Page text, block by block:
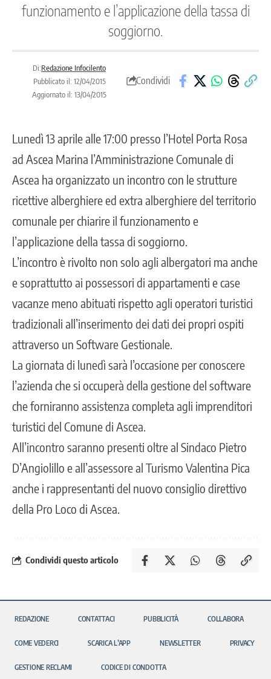
funzionamento e l’applicazione della tassa di
soggiorno.
Di:Redazione Infocilento
Pubblicato il: 12/04/2015
Aggiornato il: 13/04/2015
Condividi
Lunedì 13 aprile alle 17:00 presso l’Hotel Porta Rosa
ad Ascea Marina l’Amministrazione Comunale di
Ascea ha organizzato un incontro con le strutture
ricettive alberghiere ed extra alberghiere del territorio
comunale per chiarire il funzionamento e
l’applicazione della tassa di soggiorno.
L’incontro è rivolto non solo agli albergatori ma anche
e soprattutto ai possessori di appartamenti e case
vacanze meno abituati rispetto agli operatori turistici
tradizionali all’inserimento dei dati dei propri ospiti
attraverso un Software Gestionale.
La giornata di lunedì sarà l’occasione per conoscere
l’azienda che si occuperà della gestione del software
che forniranno assistenza completa agli imprenditori
turistici del Comune di Ascea.
All’incontro saranno presenti oltre al Sindaco Pietro
D’Angiolillo e all’assessore al Turismo Valentina Pica
anche i rappresentanti del nuovo consiglio direttivo
della Pro Loco di Ascea.
Condividi questo articolo
REDAZIONE CONTATTACI PUBBLICITÀ COLLABORA
COME VEDERCI SCARICA L’APP NEWSLETTER PRIVACY
GESTIONE RECLAMI CODICE DI CONDOTTA